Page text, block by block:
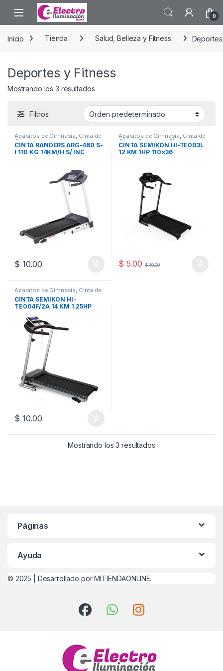
Saltar a la navegación
Saltar al contenido
0
Inicio Tienda Salud, Belleza y Fitness
Deportes y Fitness
Mostrando los 3 resultados
Filtros
Aparatos de Gimnasia, Cinta de
Correr
CINTA RANDERS ARG-460 S-
I 110 KG 14KM/H S/ INC
$ 10.00
Aparatos de Gimnasia, Cinta de
Correr, Deportes y Fitness
CINTA SEMIKON HI-TE003L
12 KM 1HP 110×36
$ 5.00 $10.00
Aparatos de Gimnasia, Cinta de
Correr, Deportes y Fitness
Salud, Belleza y Fitness
CINTA SEMIKON HI-
TE004F/2A 14 KM 1.25HP
$ 10.00
Mostrando los 3 resultados
Páginas
Ayuda
© 2025 | Desarrollado por MITIENDAONLINE.